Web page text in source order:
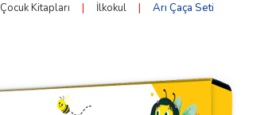
Çocuk Kitapları | İlkokul | Arı Çaça Seti